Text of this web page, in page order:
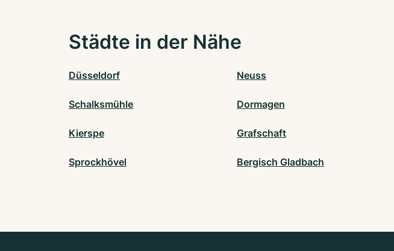
Städte in der Nähe
Düsseldorf Neuss
Schalksmühle Dormagen
Kierspe Grafschaft
Sprockhövel Bergisch Gladbach